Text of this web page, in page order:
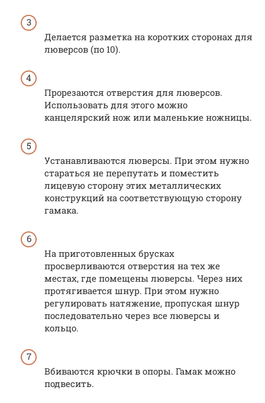
Делается разметка на коротких сторонах для
люверсов (по 10).
Прорезаются отверстия для люверсов.
Использовать для этого можно
канцелярский нож или маленькие ножницы.
Устанавливаются люверсы. При этом нужно
стараться не перепутать и поместить
лицевую сторону этих металлических
конструкций на соответствующую сторону
гамака.
На приготовленных брусках
просверливаются отверстия на тех же
местах, где помещены люверсы. Через них
протягивается шнур. При этом нужно
регулировать натяжение, пропуская шнур
последовательно через все люверсы и
кольцо.
Вбиваются крючки в опоры. Гамак можно
подвесить.